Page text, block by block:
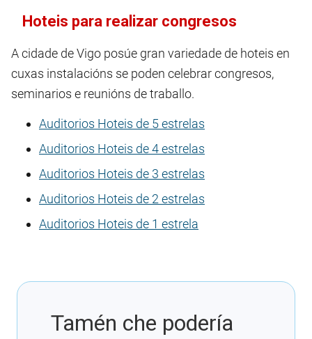
Hoteis para realizar congresos
A cidade de Vigo posúe gran variedade de hoteis en
cuxas instalacións se poden celebrar congresos,
seminarios e reunións de traballo.
Auditorios Hoteis de 5 estrelas
Auditorios Hoteis de 4 estrelas
Auditorios Hoteis de 3 estrelas
Auditorios Hoteis de 2 estrelas
Auditorios Hoteis de 1 estrela
Tamén che podería